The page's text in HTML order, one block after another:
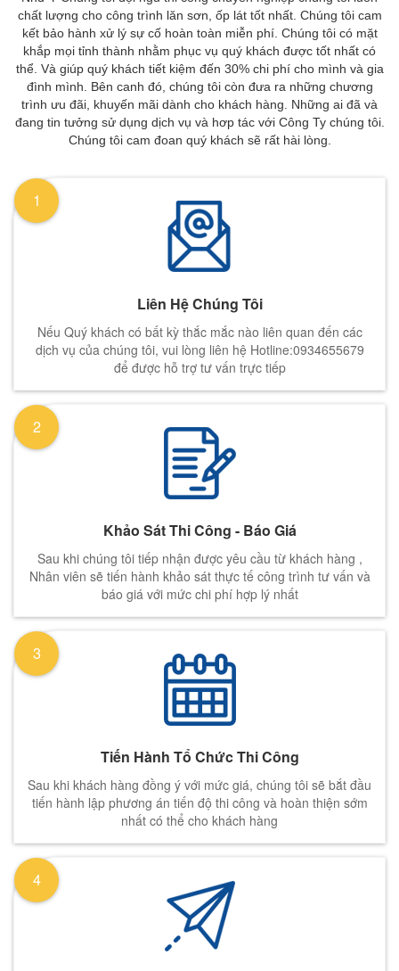
chất lượng cho công trình lăn sơn, ốp lát tốt nhất. Chúng tôi cam
kết bảo hành xử lý sự cố hoàn toàn miễn phí. Chúng tôi có mặt
khắp mọi tỉnh thành nhằm phục vụ quý khách được tốt nhất có
thể. Và giúp quý khách tiết kiệm đến 30% chi phí cho mình và gia
đình mình. Bên canh đó, chúng tôi còn đưa ra những chương
trình ưu đãi, khuyến mãi dành cho khách hàng. Những ai đã và
đang tin tưởng sử dụng dịch vụ và hơp tác với Công Ty chúng tôi.
Chúng tôi cam đoan quý khách sẽ rất hài lòng.
Liên Hệ Chúng Tôi
Nếu Quý khách có bất kỳ thắc mắc nào liên quan đến các
dịch vụ của chúng tôi, vui lòng liên hệ Hotline:0934655679
để được hỗ trợ tư vấn trực tiếp
1
Khảo Sát Thi Công - Báo Giá
Sau khi chúng tôi tiếp nhận được yêu cầu từ khách hàng ,
Nhân viên sẽ tiến hành khảo sát thực tế công trình tư vấn và
báo giá với mức chi phí hợp lý nhất
2
Tiến Hành Tổ Chức Thi Công
Sau khi khách hàng đồng ý với mức giá, chúng tôi sẽ bắt đầu
tiến hành lập phương án tiến độ thi công và hoàn thiện sớm
nhất có thể cho khách hàng
3
4